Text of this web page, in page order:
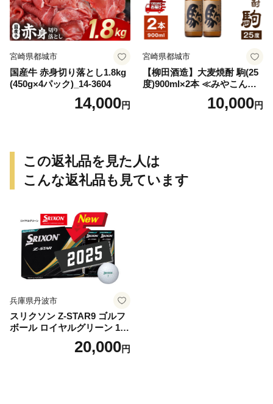
宮崎県都城市
国産牛 赤身切り落とし1.8kg
(450g×4パック)_14-3604
14,000円
宮崎県都城市
【柳田酒造】大麦焼酎 駒(25
度)900ml×2本 ≪みやこんじ
ょ特急便≫_AA-075210,000円
この返礼品を見た人は
こんな返礼品も見ています
兵庫県丹波市
スリクソン Z-STAR9 ゴルフ
ボール ロイヤルグリーン 1ダ
ース 12球 兵庫県丹波市 ふる
20,000円